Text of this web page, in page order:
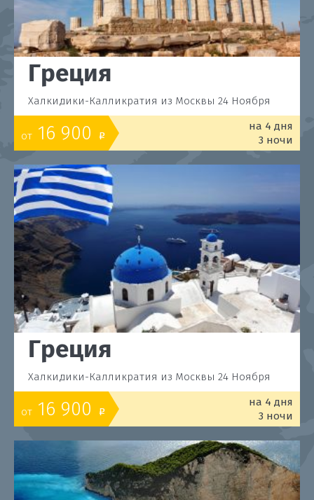
Греция
Халкидики-Калликратия из Москвы 24 Ноября
от 16 900 o
на 4 дня
3 ночи
Греция
Халкидики-Калликратия из Москвы 24 Ноября
от 16 900 o
на 4 дня
3 ночи